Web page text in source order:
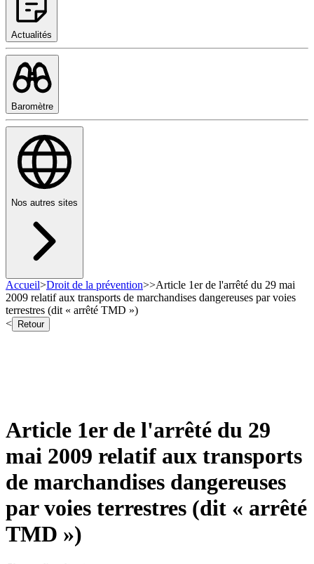
Actualités
Baromètre
Nos autres sites
Accueil>Droit de la prévention>>Article 1er de l'arrêté du 29 mai
2009 relatif aux transports de marchandises dangereuses par voies
terrestres (dit « arrêté TMD »)
<
Retour
Article 1er de l'arrêté du 29
mai 2009 relatif aux transports
de marchandises dangereuses
par voies terrestres (dit « arrêté
TMD »)